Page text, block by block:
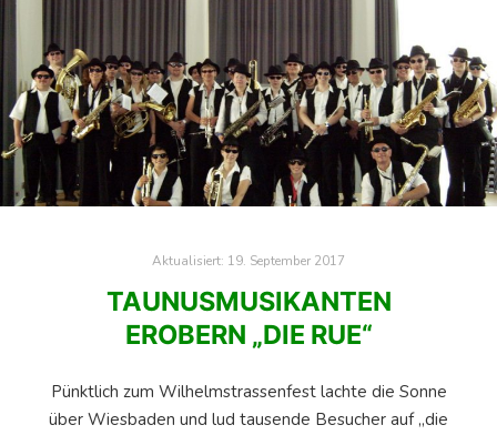
Aktualisiert: 19. September 2017
TAUNUSMUSIKANTEN
EROBERN „DIE RUE“
Pünktlich zum Wilhelmstrassenfest lachte die Sonne
über Wiesbaden und lud tausende Besucher auf „die